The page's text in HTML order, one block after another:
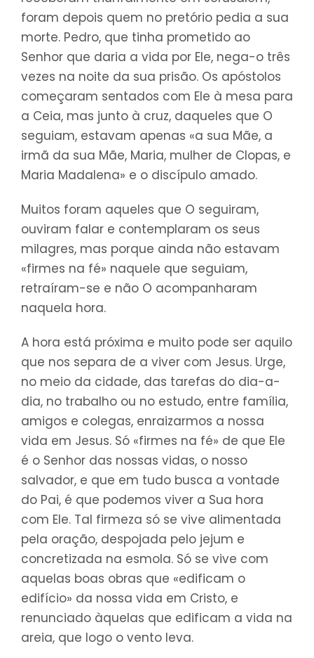
foram depois quem no pretório pedia a sua
morte. Pedro, que tinha prometido ao
Senhor que daria a vida por Ele, nega-o três
vezes na noite da sua prisão. Os apóstolos
começaram sentados com Ele à mesa para
a Ceia, mas junto à cruz, daqueles que O
seguiam, estavam apenas «a sua Mãe, a
irmã da sua Mãe, Maria, mulher de Clopas, e
Maria Madalena» e o discípulo amado.
Muitos foram aqueles que O seguiram,
ouviram falar e contemplaram os seus
milagres, mas porque ainda não estavam
«firmes na fé» naquele que seguiam,
retraíram-se e não O acompanharam
naquela hora.
A hora está próxima e muito pode ser aquilo
que nos separa de a viver com Jesus. Urge,
no meio da cidade, das tarefas do dia-a-
dia, no trabalho ou no estudo, entre família,
amigos e colegas, enraizarmos a nossa
vida em Jesus. Só «firmes na fé» de que Ele
é o Senhor das nossas vidas, o nosso
salvador, e que em tudo busca a vontade
do Pai, é que podemos viver a Sua hora
com Ele. Tal firmeza só se vive alimentada
pela oração, despojada pelo jejum e
concretizada na esmola. Só se vive com
aquelas boas obras que «edificam o
edifício» da nossa vida em Cristo, e
renunciado àquelas que edificam a vida na
areia, que logo o vento leva.